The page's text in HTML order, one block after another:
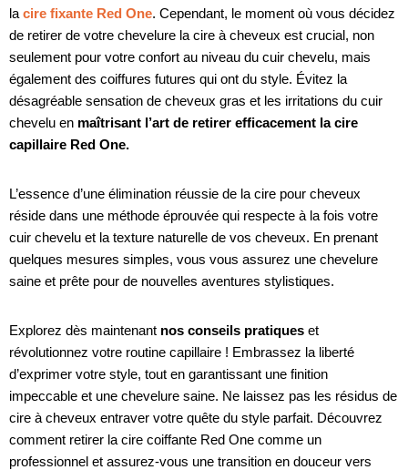
la cire fixante Red One. Cependant, le moment où vous décidez
de retirer de votre chevelure la cire à cheveux est crucial, non
seulement pour votre confort au niveau du cuir chevelu, mais
également des coiffures futures qui ont du style. Évitez la
désagréable sensation de cheveux gras et les irritations du cuir
chevelu en maîtrisant l’art de retirer efficacement la cire
capillaire Red One.
L’essence d’une élimination réussie de la cire pour cheveux
réside dans une méthode éprouvée qui respecte à la fois votre
cuir chevelu et la texture naturelle de vos cheveux. En prenant
quelques mesures simples, vous vous assurez une chevelure
saine et prête pour de nouvelles aventures stylistiques.
Explorez dès maintenant nos conseils pratiques et
révolutionnez votre routine capillaire ! Embrassez la liberté
d’exprimer votre style, tout en garantissant une finition
impeccable et une chevelure saine. Ne laissez pas les résidus de
cire à cheveux entraver votre quête du style parfait. Découvrez
comment retirer la cire coiffante Red One comme un
professionnel et assurez-vous une transition en douceur vers